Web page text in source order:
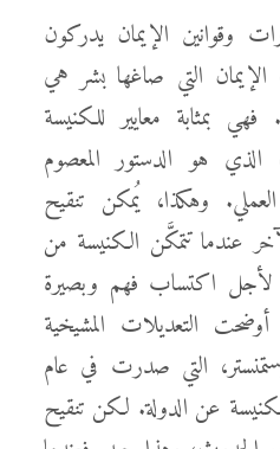
وقوانين الإيمان يدركون
التي صاغها بشر هي
فهي بمثابة معايير للكنيسة
الذي هو الدستور المعصوم
وهكذا، يُمكن تنقيح
عندما تتمكَّن الكنيسة من
لأجل اكتساب فهم وبصيرة
التعديلات المشيخية
التي صدرت في عام
عن الدولة. لكن تنقيح